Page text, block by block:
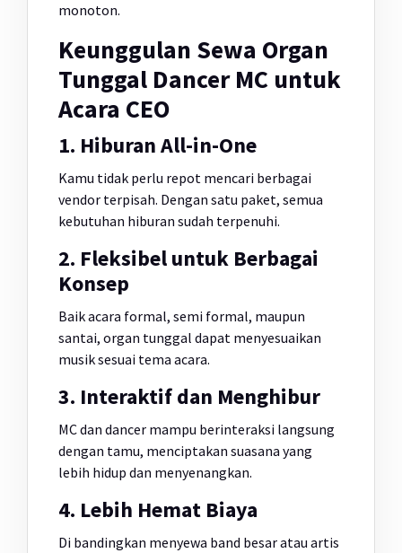
monoton.
Keunggulan Sewa Organ
Tunggal Dancer MC untuk
Acara CEO
1. Hiburan All-in-One
Kamu tidak perlu repot mencari berbagai
vendor terpisah. Dengan satu paket, semua
kebutuhan hiburan sudah terpenuhi.
2. Fleksibel untuk Berbagai
Konsep
Baik acara formal, semi formal, maupun
santai, organ tunggal dapat menyesuaikan
musik sesuai tema acara.
3. Interaktif dan Menghibur
MC dan dancer mampu berinteraksi langsung
dengan tamu, menciptakan suasana yang
lebih hidup dan menyenangkan.
4. Lebih Hemat Biaya
Di bandingkan menyewa band besar atau artis